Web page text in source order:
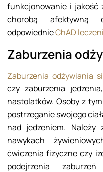
funkcjonowanie i jakość
chorobą afektywną
odpowiednieChAD
Zaburzenia
Zaburzenia odżywiania
czy zaburzenia
nastolatków. Osoby z
postrzeganie swojego
nad jedzeniem.
nawykach
ćwiczenia fizyczne czy
podejrzenia